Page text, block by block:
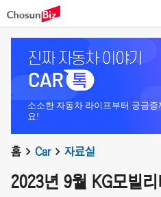
소소한 자동차 라이프부터 궁금
요!
홈 Car 자료실
2023년 9월 KG모빌